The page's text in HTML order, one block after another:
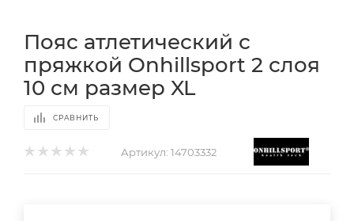
Пояс атлетический с
пряжкой Onhillsport 2 слоя
10 см размер XL
СРАВНИТЬ
Артикул: 14703332